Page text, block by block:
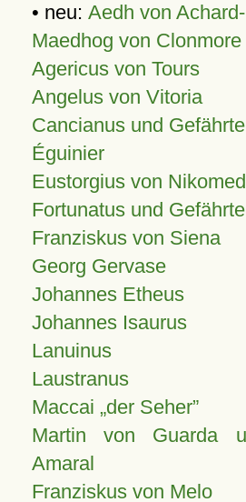
• neu: Aedh von
Maedhog von Clonmore
Agericus von Tours
Angelus von Vitoria
Cancianus und
Éguinier
Eustorgius von
Fortunatus und
Franziskus von Siena
Georg Gervase
Johannes Etheus
Johannes Isaurus
Lanuinus
Laustranus
Maccai „der Seher”
Martin von Guarda
Amaral
Franziskus von Melo